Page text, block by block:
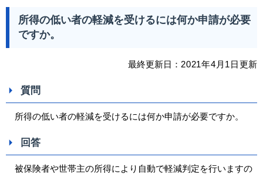
所得の低い者の軽減を受けるには何か申請が必要
ですか。
最終更新日： 2021年4 月1日更新
質問
所得の低い者の軽減を受けるには何か申請が必要ですか。
回答
被保険者や世帯主の所得により自動で軽減判定を行いますの